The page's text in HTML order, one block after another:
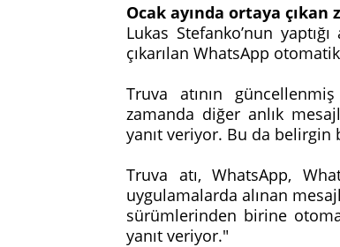
Ocak ayında ortaya çıkan
Lukas Stefanko’nun
çıkarılan WhatsApp
Truva atının
zamanda diğer anlık
yanıt veriyor. Bu da belirgin
Truva atı, WhatsApp,
uygulamalarda alınan
sürümlerinden birine
yanıt veriyor."